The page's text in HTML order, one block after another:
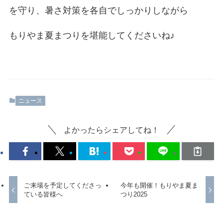
を守り、暑さ対策を各自でしっかりしながら
もりやま夏まつりを堪能してくださいね♪
ニュース
よかったらシェアしてね！
ご来場を予定してくださっ
ている皆様へ
今年も開催！もりやま夏ま
つり2025